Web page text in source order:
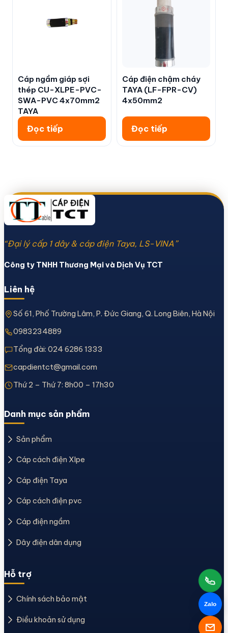
Cáp ngầm giáp sợi
thép CU-XLPE-PVC-
SWA-PVC 4x70mm2
TAYA
Đọc tiếp
Cáp điện chậm cháy
TAYA (LF-FPR-CV)
4x50mm2
Đọc tiếp
“Đại lý cấp 1 dây & cáp điện Taya, LS-VINA”
Công ty TNHH Thương Mại và Dịch Vụ TCT
Liên hệ
Số 61, Phố Trường Lâm, P. Đức Giang, Q. Long Biên, Hà Nội
0983234889
Tổng đài: 024 6286 1333
capdientct@gmail.com
Thứ 2 – Thứ 7: 8h00 – 17h30
Danh mục sản phẩm
Sản phẩm
Cáp cách điện Xlpe
Cáp điện Taya
Cáp cách điện pvc
Cáp điện ngầm
Dây điện dân dụng
Hỗ trợ
Chính sách bảo mật
Điều khoản sử dụng
Zalo